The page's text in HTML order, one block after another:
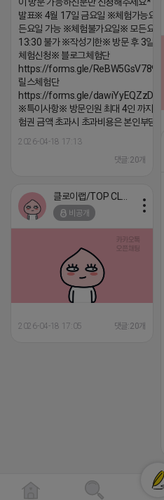
발표※ 4월 17일 금요일 ※체험가능요
든요일 가능 ※체험불가요일※ 모든요
13:30 불가 ※작성기한※ 방문 후 3일 이
체험신청※ 블로그체험단
https://forms.gle/
릴스체험단
https://forms.gle/
※특이사항※ 방문인원 최대 4인 까지
험권 금액 초과시 초과비용은 본인부담입
2026-04-18 17:13
댓글:20개
비공개
2026-04-18 17:05 댓글:20개